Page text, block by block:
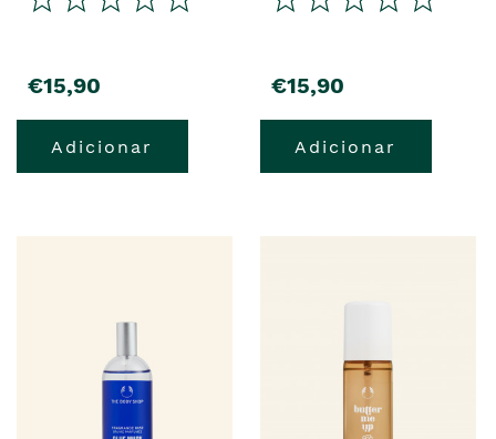
€15,90
Adicionar
€15,90
Adicionar